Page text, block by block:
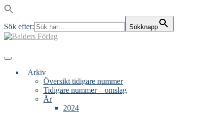
Sök efter: Sökknapp
Skip
Menu
Arkiv
Översikt tidigare nummer
Tidigare nummer – omslag
År
2024